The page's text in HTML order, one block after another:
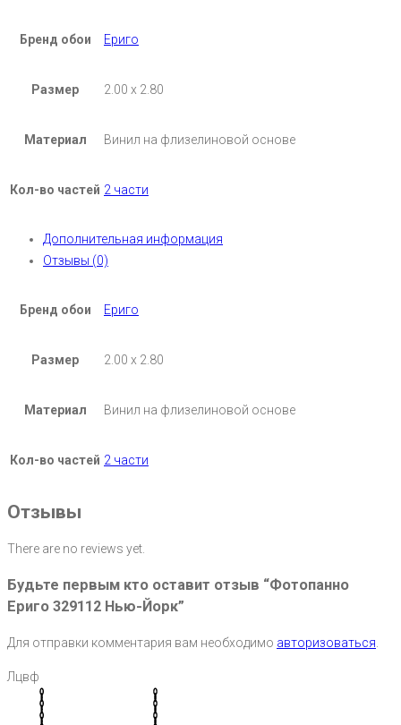
Бренд обои Ериго
Размер 2.00 х 2.80
Материал Винил на флизелиновой основе
Кол-во частей 2 части
Дополнительная информация
Отзывы (0)
Бренд обои Ериго
Размер 2.00 х 2.80
Материал Винил на флизелиновой основе
Кол-во частей 2 части
Отзывы
There are no reviews yet.
Будьте первым кто оставит отзыв “Фотопанно
Ериго 329112 Нью-Йорк”
Для отправки комментария вам необходимо авторизоваться.
Лцвф